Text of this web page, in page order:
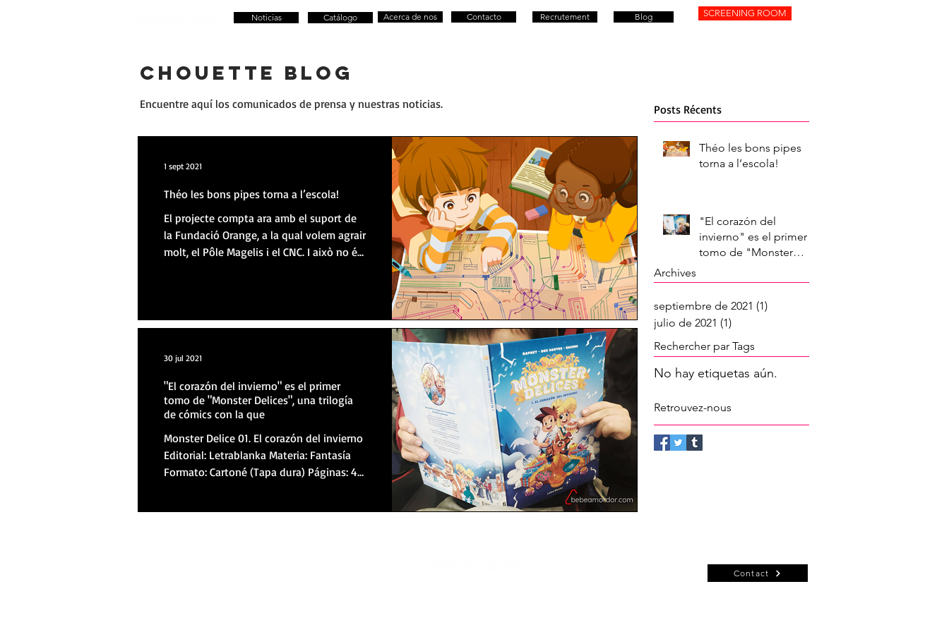
Noticias Catálogo Acerca de nos Contacto Recrutement Blog SCREENING ROOM
CHOUETTE BLOG
Encuentre aquí los comunicados de prensa y nuestras noticias.
Théo les bons pipes torna a l’escola!
El projecte compta ara amb el suport de
la Fundació Orange, a la qual volem agrair
molt, el Pôle Magelis i el CNC. I això no és
1 sept 2021
"El corazón del invierno" es el primer
tomo de "Monster Delices", una trilogía
de cómics con la que
Monster Delice 01. El corazón del invierno
Editorial: Letrablanka Materia: Fantasía
Formato: Cartoné (Tapa dura) Páginas: 48
30 jul 2021
Posts Récents
Théo les bons pipes
torna a l’escola!
"El corazón del
invierno" es el primer
tomo de "Monster
de cómics con la que
Archives
septiembre de 2021 (1)
julio de 2021 (1)
Rechercher par Tags
No hay etiquetas aún.
Retrouvez-nous
Contact